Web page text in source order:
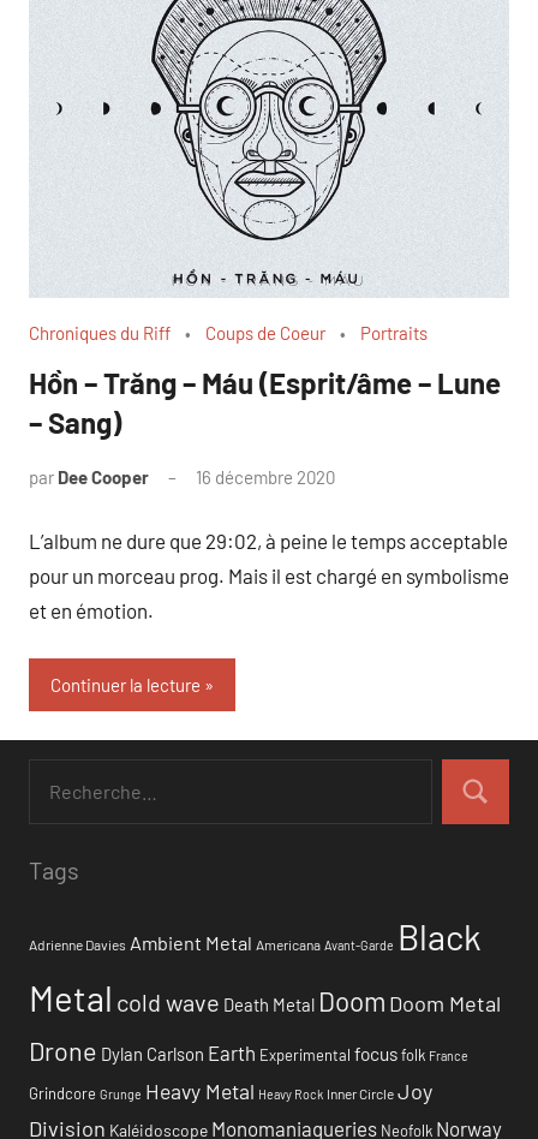
Chroniques du Riff Coups de Coeur Portraits
Hồn – Trăng – Máu (Esprit/âme – Lune
– Sang)
par Dee Cooper 16 décembre 2020
L’album ne dure que 29:02, à peine le temps acceptable
pour un morceau prog. Mais il est chargé en symbolisme
et en émotion.
Continuer la lecture
Tags
Adrienne Davies Ambient Metal Americana Avant-Garde Black
Metal cold wave Death Metal Doom Doom Metal
Drone Dylan Carlson Earth Experimental focusfolk France
Grindcore Grunge Heavy Metal Heavy Rock Inner Circle Joy
Division Kaléidoscope Monomaniaqueries Neofolk Norway